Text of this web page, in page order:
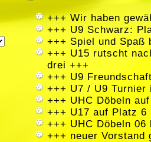
+++ Wir haben
+++ U9 Schwarz:
+++ Spiel und Spaß
+++ U15 rutscht
drei +++
+++ U9
+++ U7 / U9 Turnier
+++ UHC Döbeln
+++ U17 auf Platz
+++ UHC Döbeln
+++ neuer Vorstand